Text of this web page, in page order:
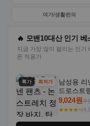
여가/생활편의
🔥 모밴10대산 인기 베
지금 가장 많이 팔리는 인기
폰 적용가
특가 최저가
남성용 리
드로스트
트라우저
상
9,024원쿠
★★★★⭐